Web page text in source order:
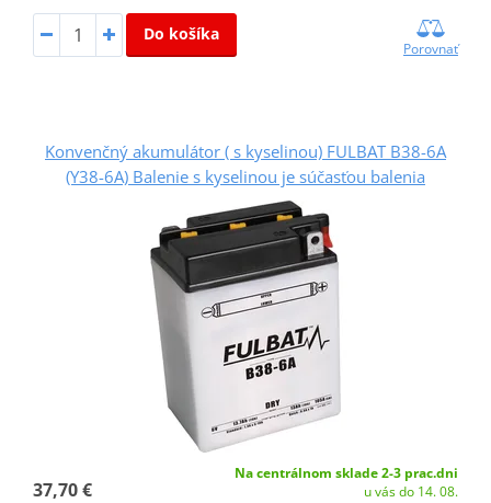
Do košíka
Porovnať
Konvenčný akumulátor ( s kyselinou) FULBAT B38-6A
(Y38-6A) Balenie s kyselinou je súčasťou balenia
37,70 €
Na centrálnom sklade 2-3 prac.dni
u vás do 14. 08.